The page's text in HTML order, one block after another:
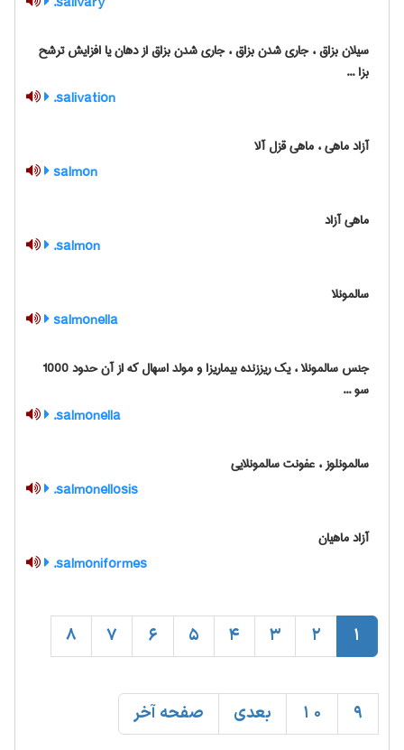
سیلان بزاق ، جاری شدن بزاق ، جاری شدن بزاق از دهان یا افزایش ترشح
بزا ...
salivation.
آزاد ماهی ، ماهی قزل آلا
salmon
ماهی آزاد
salmon.
سالمونلا
salmonella
جنس سالمونلا ، یک ریززنده بیماریزا و مولد اسهال که از آن حدود 1000
سو ...
salmonella.
سالمونلوز ، عفونت سالمونلایی
salmonellosis.
آزاد ماهیان
salmoniformes.
1
2
3
4
5
6
7
8
9
10 بعدی صفحه آخر